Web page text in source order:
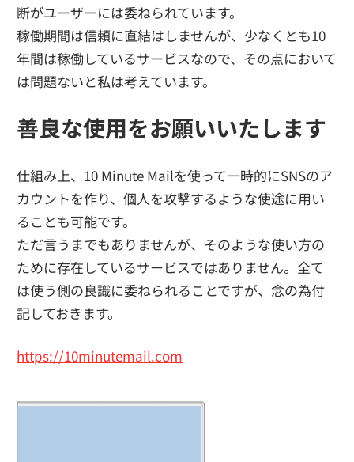
断がユーザーには委ねられています。
稼働期間は信頼に直結はしませんが、少なくとも10
年間は稼働しているサービスなので、その点において
は問題ないと私は考えています。
善良な使用をお願いいたします
仕組み上、10 Minute Mailを使って一時的にSNSのア
カウントを作り、個人を攻撃するような使途に用い
ることも可能です。
ただ言うまでもありませんが、そのような使い方の
ために存在しているサービスではありません。全て
は使う側の良識に委ねられることですが、念の為付
記しておきます。
https://10minutemail.com